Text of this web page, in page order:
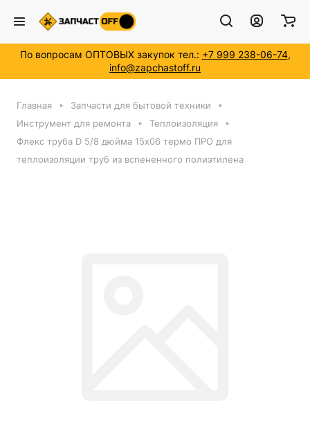
По вопросам ОПТОВЫХ закупок тел.: +7 999 238-06-74,
info@zapchastoff.ru
Главная
Запчасти для бытовой техники
Инструмент для ремонта
Теплоизоляция
Флекс труба D 5/8 дюйма 15x06 термо ПРО для
теплоизоляции труб из вспененного полиэтилена